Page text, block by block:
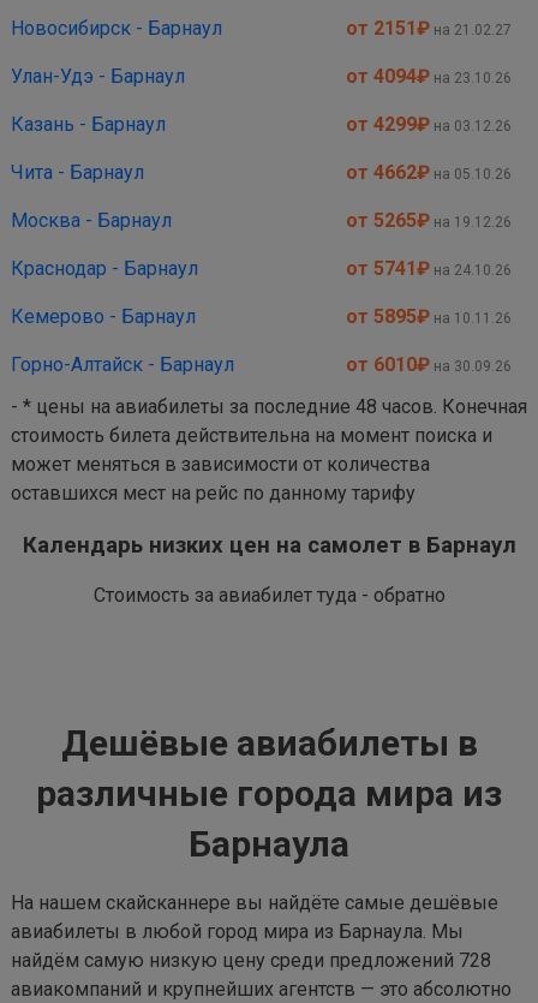
Новосибирск - Барнаул от 2151₽ на 21.02.27
Улан-Удэ - Барнаул от 4094₽ на 23.10.26
Казань - Барнаул от 4299₽ на 03.12.26
Чита - Барнаул от 4662₽ на 05.10.26
Москва - Барнаул от 5265₽ на 19.12.26
Краснодар - Барнаул от 5741₽ на 24.10.26
Кемерово - Барнаул от 5895₽ на 10.11.26
Горно-Алтайск - Барнаул от 6010₽ на 30.09.26
- * цены на авиабилеты за последние 48 часов. Конечная
стоимость билета действительна на момент поиска и
может меняться в зависимости от количества
оставшихся мест на рейс по данному тарифу
Календарь низких цен на самолет в Барнаул
Стоимость за авиабилет туда - обратно
Дешёвые авиабилеты в
различные города мира из
Барнаула
На нашем скайсканнере вы найдёте самые дешёвые
авиабилеты в любой город мира из Барнаула. Мы
найдём самую низкую цену среди предложений 728
авиакомпаний и крупнейших агентств — это абсолютно